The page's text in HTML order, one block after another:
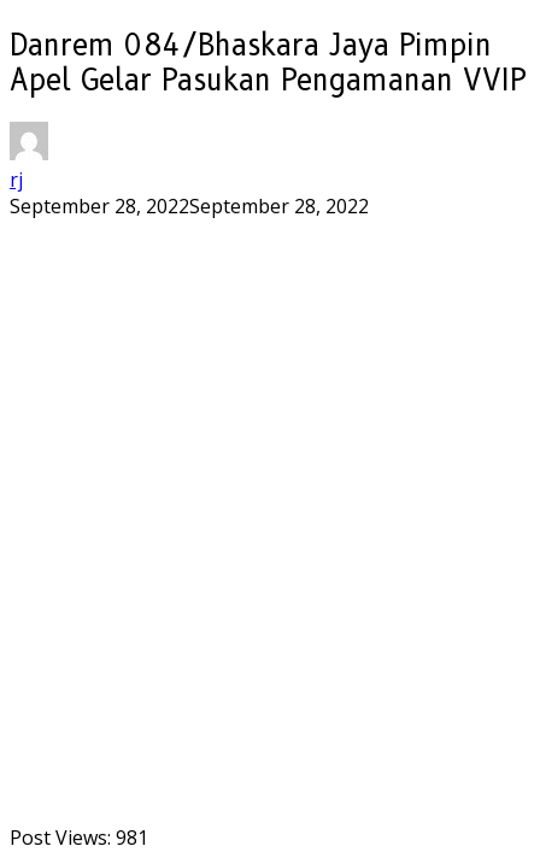
Danrem 084/Bhaskara Jaya Pimpin
Apel Gelar Pasukan Pengamanan VVIP
rj
September 28, 2022September 28, 2022
Post Views: 981